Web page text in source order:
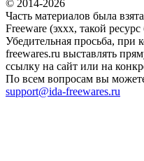
© 2014-2026
Часть материалов была
Freeware (эххх, такой
Убедительная просьба, при
freewares.ru выставлять
ссылку на сайт или на
По всем вопросам вы
support@ida-freewares.ru